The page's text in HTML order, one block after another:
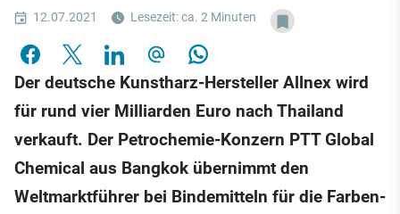
12.07.2021 Lesezeit: ca. 2 Minuten
Der deutsche Kunstharz-Hersteller Allnex wird
für rund vier Milliarden Euro nach Thailand
verkauft. Der Petrochemie-Konzern PTT Global
Chemical aus Bangkok übernimmt den
Weltmarktführer bei Bindemitteln für die Farben-